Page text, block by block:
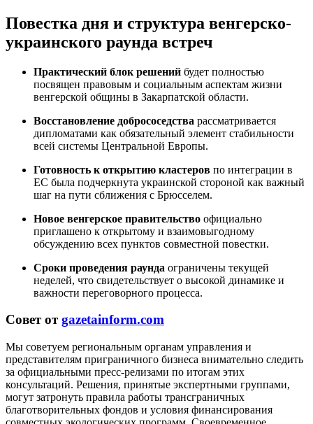
Повестка дня и структура венгерско-
украинского раунда встреч
Практический блок решений будет полностью
посвящен правовым и социальным аспектам жизни
венгерской общины в Закарпатской области.
Восстановление добрососедства рассматривается
дипломатами как обязательный элемент стабильности
всей системы Центральной Европы.
Готовность к открытию кластеров по интеграции в
ЕС была подчеркнута украинской стороной как важный
шаг на пути сближения с Брюсселем.
Новое венгерское правительство официально
приглашено к открытому и взаимовыгодному
обсуждению всех пунктов совместной повестки.
Сроки проведения раунда ограничены текущей
неделей, что свидетельствует о высокой динамике и
важности переговорного процесса.
Совет отgazetainform.com
Мы советуем региональным органам управления и
представителям приграничного бизнеса внимательно следить
за официальными пресс-релизами по итогам этих
консультаций. Решения, принятые экспертными группами,
могут затронуть правила работы трансграничных
благотворительных фондов и условия финансирования